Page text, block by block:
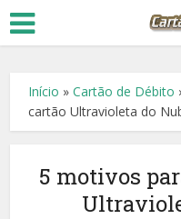
Início »Cartão de Débito
cartão Ultravioleta do
5 motivos